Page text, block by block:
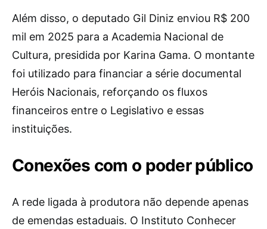
Além disso, o deputado Gil Diniz enviou R$ 200
mil em 2025 para a Academia Nacional de
Cultura, presidida por Karina Gama. O montante
foi utilizado para financiar a série documental
Heróis Nacionais, reforçando os fluxos
financeiros entre o Legislativo e essas
instituições.
Conexões com o poder público
A rede ligada à produtora não depende apenas
de emendas estaduais. O Instituto Conhecer